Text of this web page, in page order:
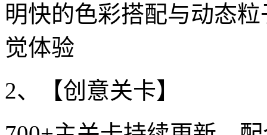
明快的色彩搭配与动态
觉体验
2、【创意关卡】